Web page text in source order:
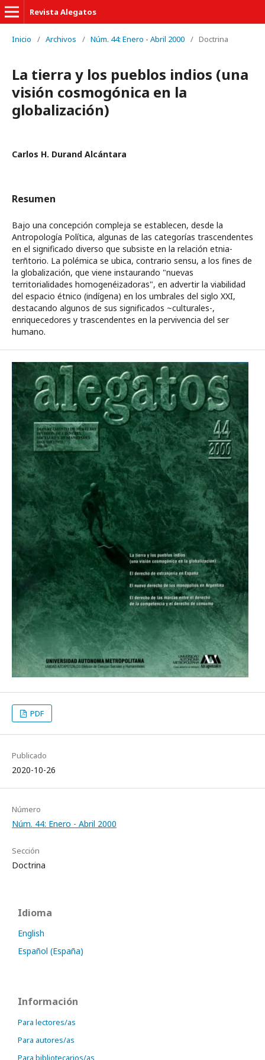
Revista Alegatos
Inicio / Archivos / Núm. 44: Enero - Abril 2000 / Doctrina
La tierra y los pueblos indios (una
visión cosmogónica en la
globalización)
Carlos H. Durand Alcántara
Resumen
Bajo una concepción compleja se establecen, desde la
Antropología Política, algunas de las categorías trascendentes
en el significado diverso que subsiste en la relación etnia-
terñtorio. La polémica se ubica, contrario sensu, a los fines de
la globalización, que viene instaurando "nuevas
territorialidades homogenéizadoras", en advertir la viabilidad
del espacio étnico (indígena) en los umbrales del siglo XXI,
destacando algunos de sus significados ~culturales-,
enriquecedores y trascendentes en la pervivencia del ser
humano.
PDF
Publicado
2020-10-26
Número
Núm. 44: Enero - Abril 2000
Sección
Doctrina
Idioma
English
Español (España)
Información
Para lectores/as
Para autores/as
Para bibliotecarios/as